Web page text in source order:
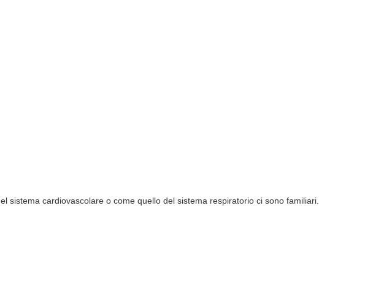
sistema cardiovascolare o come quello del sistema respiratorio ci sono familiari.